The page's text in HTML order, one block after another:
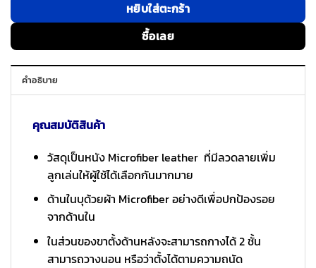
หยิบใส่ตะกร้า
ซื้อเลย
คำอธิบาย
คุณสมบัติสินค้า
วัสดุเป็นหนัง Microfiber leather ที่มีลวดลายเพิ่ม
ลูกเล่นให้ผู้ใช้ได้เลือกกันมากมาย
ด้านในบุด้วยผ้า Microfiber อย่างดีเพื่อปกป้องรอย
จากด้านใน
ในส่วนของขาตั้งด้านหลังจะสามารถกางได้ 2 ชั้น
สามารถวางนอน หรือว่าตั้งได้ตามความถนัด